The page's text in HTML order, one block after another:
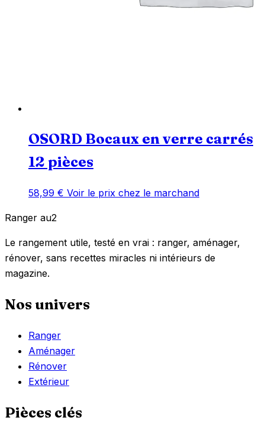
OSORD Bocaux en verre carrés
12 pièces
58,99 € Voir le prix chez le marchand
Ranger au2
Le rangement utile, testé en vrai : ranger, aménager,
rénover, sans recettes miracles ni intérieurs de
magazine.
Nos univers
Ranger
Aménager
Rénover
Extérieur
Pièces clés